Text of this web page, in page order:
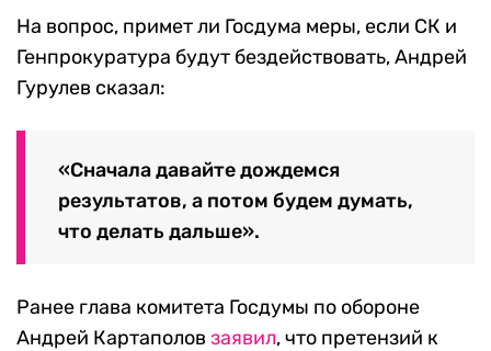
На вопрос, примет ли Госдума меры, если СК и
Генпрокуратура будут бездействовать, Андрей
Гурулев сказал:
«Сначала давайте дождемся
результатов, а потом будем думать,
что делать дальше».
Ранее глава комитета Госдумы по обороне
Андрей Картаполов заявил, что претензий к